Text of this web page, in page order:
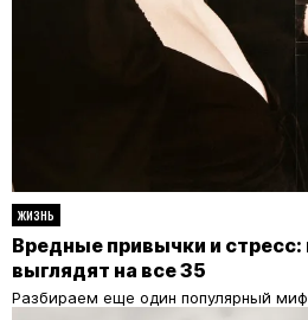
ЖИЗНЬ
Вредные привычки и
выглядят на все 35
Разбираем еще один популярный